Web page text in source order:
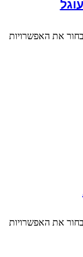
את האפשרויות
את האפשרויות